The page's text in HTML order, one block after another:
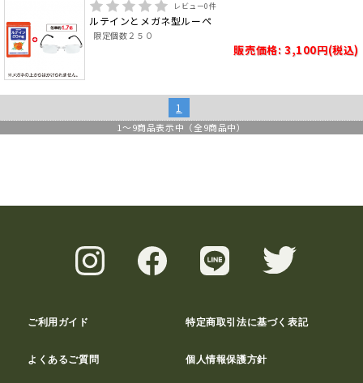
レビュー0件
ルテインとメガネ型ルーペ
限定個数２５０
販売価格: 3,100円(税込)
1
1 ～9商品表示中（全9商品中）
ご利用ガイド 特定商取引法に基づく表記
よくあるご質問 個人情報保護方針